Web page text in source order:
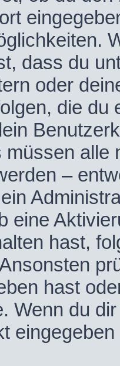
dass du
oder
die du
müssen alle
–
eine
hast,
hast
Wenn du